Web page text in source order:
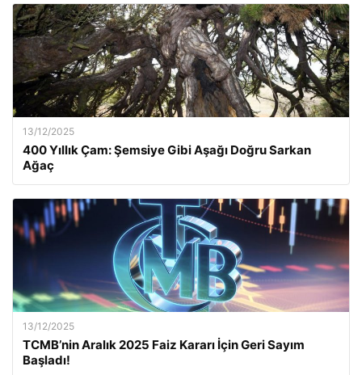
13/12/2025
400 Yıllık Çam: Şemsiye Gibi Aşağı Doğru Sarkan
Ağaç
13/12/2025
TCMB’nin Aralık 2025 Faiz Kararı İçin Geri Sayım
Başladı!